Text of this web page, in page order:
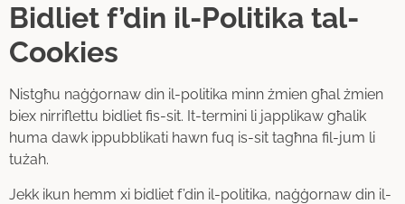
Bidliet f’din il-Politika tal-
Cookies
Nistgħu naġġornaw din il-politika minn żmien għal żmien
biex nirriflettu bidliet fis-sit. It-termini li japplikaw għalik
huma dawk ippubblikati hawn fuq is-sit tagħna fil-jum li
tużah.
Jekk ikun hemm xi bidliet f’din il-politika, naġġornaw din il-